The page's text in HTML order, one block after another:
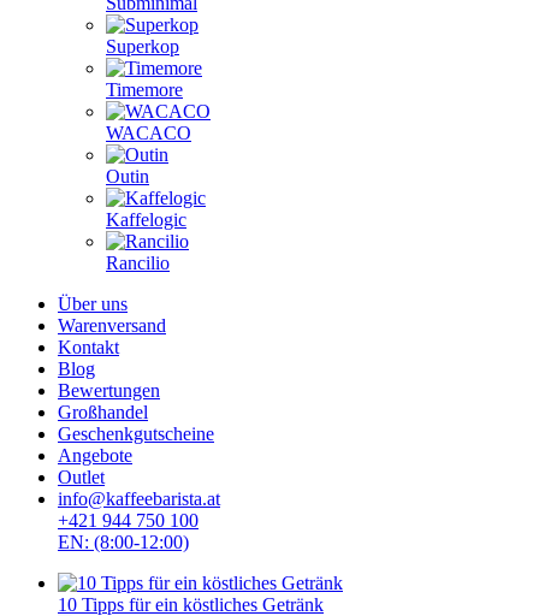
Superkop
Timemore
WACACO
Outin
Kaffelogic
Rancilio
Über uns
Warenversand
Kontakt
Blog
Bewertungen
Großhandel
Geschenkgutscheine
Angebote
Outlet
info@kaffeebarista.at
+421 944 750 100
EN: (8:00-12:00)
10 Tipps für ein köstliches Getränk